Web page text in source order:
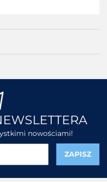
nowościami!